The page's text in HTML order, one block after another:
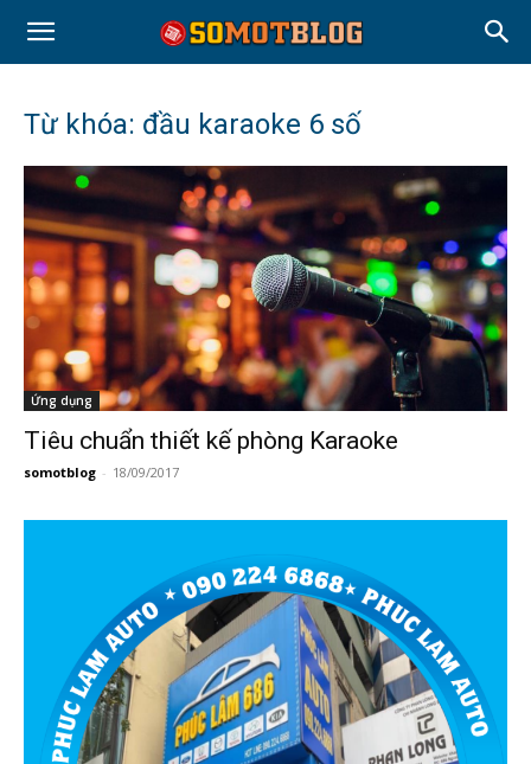
Từ khóa: đầu karaoke 6 số
Ứng dụng
Tiêu chuẩn thiết kế phòng Karaoke
somotblog - 18/09/2017